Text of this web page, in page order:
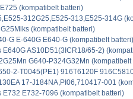
(kompatibelt batteri)
312G25,E525-313,E525-314G
(kompatibelt batteri)
G E-640G E640-G (kompatibelt batteri)
E640G AS10D51(3ICR18/65-2)
G640-P324G32Mn (kompatibelt
2-T0045(PE1) 916T6120F
17-J184NA,PI06,710417-001
E732 E732-7096 (kompatibelt batteri)